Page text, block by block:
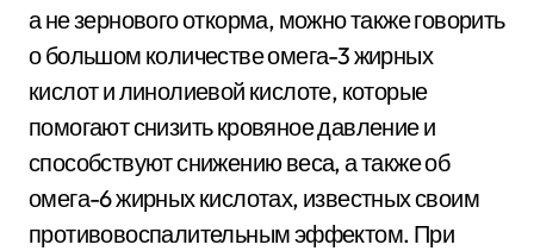
а не зернового откорма, можно также говорить
о большом количестве омега-3 жирных
кислот и линолиевой кислоте, которые
помогают снизить кровяное давление и
способствуют снижению веса, а также об
омега-6 жирных кислотах, известных своим
противовоспалительным эффектом. При